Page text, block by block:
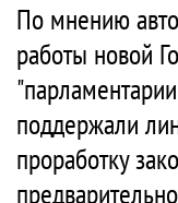
По мнению
работы новой
поддержали
проработку